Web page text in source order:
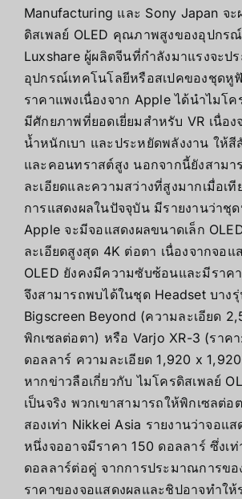
Manufacturing และ Sony Japan จะ
ดิสเพลย์ OLED คุณภาพสูงของอุปกร
Luxshare ผู้ผลิตจีนที่กำลังมาแรงจะป
อุปกรณ์เทคโนโลยีหรือสเปคของชุดหู
ราคาแพงเนื่องจาก Apple ได้นำไมโค
มีศักยภาพที่ยอดเยี่ยมสำหรับ VR เนื่อง
น้ำหนักเบา และประหยัดพลังงาน ให้
และคอนทราสต์สูง นอกจากนี้ยังสามา
ละเอียดและความสว่างที่สูงมากเมื่อเ
การแสดงผลในปัจจุบัน มีรายงานว่าชุ
Apple จะมีจอแสดงผลขนาดเล็ก
ละเอียดสูงสุด 4K ต่อตา เนื่องจากจอแ
OLED ยังคงมีความซับซ้อนและมีราค
จึงสามารถพบได้ในชุด Headset บาง
Bigscreen Beyond (ความละเอียด
พิกเซลต่อตา) หรือ Varjo XR-3 (ราค
ดอลลาร์ ความละเอียด 1,920 x
หากข่าวลือเกี่ยวกับ ไมโครดิสเพลย์
เป็นจริง พวกเขาสามารถให้พิกเซลต่อ
สองเท่า Nikkei Asia รายงานว่าจอแ
หนึ่งจออาจมีราคา 150 ดอลลาร์ ซึ่งเ
ดอลลาร์ต่อคู่ จากการประมาณการขอ
ราคาของจอแสดงผลและชิปอาจทำให้